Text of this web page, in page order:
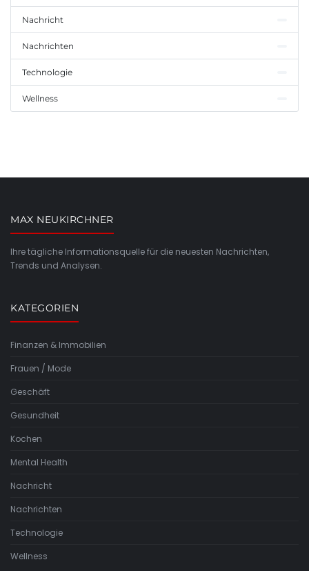
Nachricht
Nachrichten
Technologie
Wellness
MAX NEUKIRCHNER
Ihre tägliche Informationsquelle für die neuesten Nachrichten,
Trends und Analysen.
KATEGORIEN
Finanzen & Immobilien
Frauen / Mode
Geschäft
Gesundheit
Kochen
Mental Health
Nachricht
Nachrichten
Technologie
Wellness